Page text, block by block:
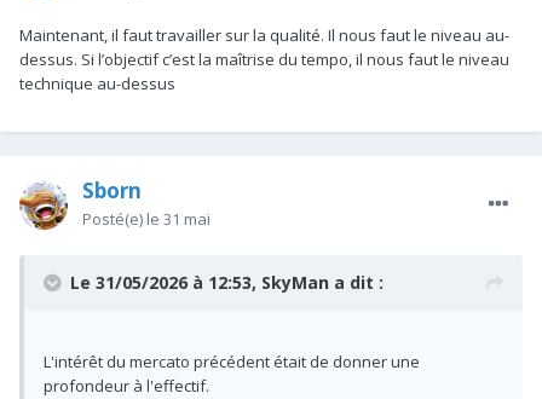
Maintenant, il faut travailler sur la qualité. Il nous faut le niveau au-
dessus. Si l’objectif c’est la maîtrise du tempo, il nous faut le niveau
technique au-dessus
Sborn
Posté(e) le 31 mai
Le 31/05/2026 à 12:53, SkyMan a dit :
L'intérêt du mercato précédent était de donner une
profondeur à l'effectif.